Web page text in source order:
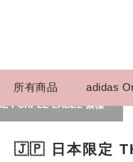
📣
📣
所有商品 adidas
PURPLE LABEL 紫標
🇯🇵 日本限定